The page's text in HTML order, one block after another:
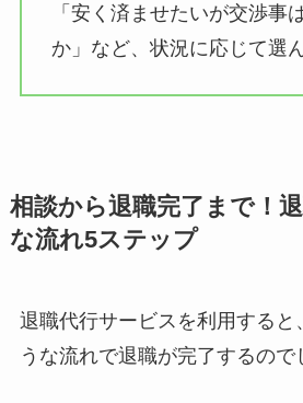
「安く済ませたいが交渉事
か」など、状況に応じて選
相談から退職完了まで！
な流れ5ステップ
退職代行サービスを利用すると
うな流れで退職が完了するので